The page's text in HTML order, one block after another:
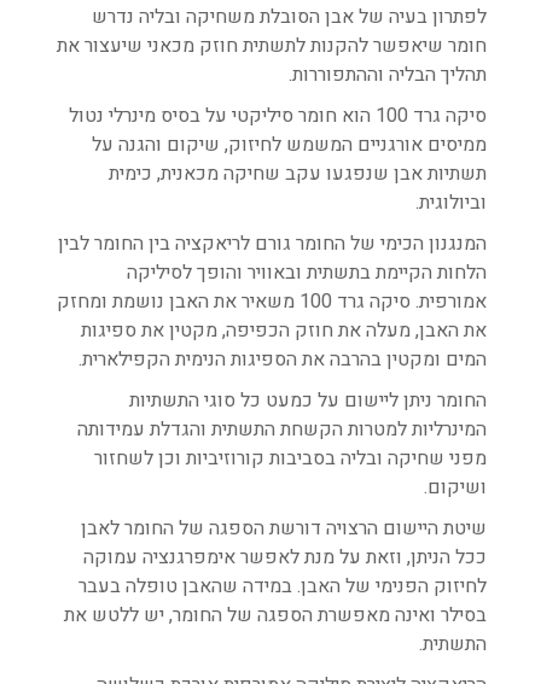
לפתרון בעיה של אבן הסובלת משחיקה ובליה נדרש
חומר שיאפשר להקנות לתשתית חוזק מכאני שיעצור את
תהליך הבליה וההתפוררות.
סיקה גרד 100 הוא חומר סיליקטי על בסיס מינרלי נטול
ממיסים אורגניים המשמש לחיזוק, שיקום והגנה על
תשתיות אבן שנפגעו עקב שחיקה מכאנית, כימית
וביולוגית.
המנגנון הכימי של החומר גורם לריאקציה בין החומר לבין
הלחות הקיימת בתשתית ובאוויר והופך לסיליקה
אמורפית. סיקה גרד 100 משאיר את האבן נושמת ומחזק
את האבן, מעלה את חוזק הכפיפה, מקטין את ספיגות
המים ומקטין בהרבה את הספיגות הנימית הקפילארית.
החומר ניתן ליישום על כמעט כל סוגי התשתיות
המינרליות למטרות הקשחת התשתית והגדלת עמידותה
מפני שחיקה ובליה בסביבות קורוזיביות וכן לשחזור
ושיקום.
שיטת היישום הרצויה דורשת הספגה של החומר לאבן
ככל הניתן, וזאת על מנת לאפשר אימפרגנציה עמוקה
לחיזוק הפנימי של האבן. במידה שהאבן טופלה בעבר
בסילר ואינה מאפשרת הספגה של החומר, יש ללטש את
התשתית.